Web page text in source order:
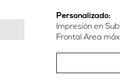
Personalizado:
Impresión en
Frontal Area